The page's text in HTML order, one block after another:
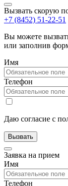
Вызвать скорую
+7 (8452) 51-22-51
Вы можете
или заполнив
Имя
Телефон
Даю согласие с
Заявка на прием
Имя
Телефон